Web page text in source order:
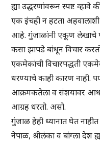
ह्या उद्धरणांवरून स्पष्ट व्हावे
एक इंचही न हटता अहवालाशी
आहे. गुंजाळांनी एकूण लेखाचे
कसा झापडे बांधून विचार
एकमेकांची विचारपद्धती
धरण्याचे काही कारण नाही.
आक्रमकतेला व संशयावर
आग्रह धरतो. असो.
गुंजाळ हेही ध्यानात घेत
नेपाळ, श्रीलंका व बांग्ला देश